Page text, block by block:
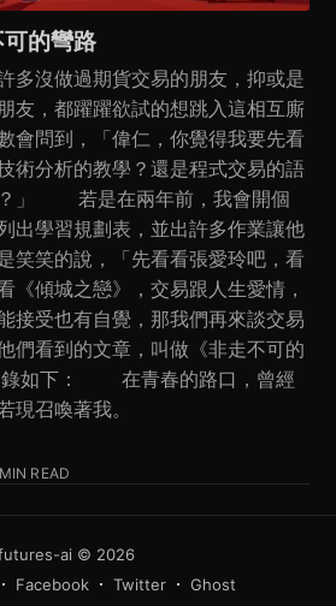
的彎路
多沒做過期貨交易的朋友，抑或是
友，都躍躍欲試的想跳入這相互廝
會問到，「偉仁，你覺得我要先看
術分析的教學？還是程式交易的語
？」 若是在兩年前，我會開個
出學習規劃表，並出許多作業讓他
笑笑的說，「先看看張愛玲吧，看
《傾城之戀》，交易跟人生愛情，
接受也有自覺，那我們再來談交易
們看到的文章，叫做《非走不可的
錄如下： 在青春的路口，曾經
現召喚著我。
READ
ai © 2026
Facebook Twitter Ghost